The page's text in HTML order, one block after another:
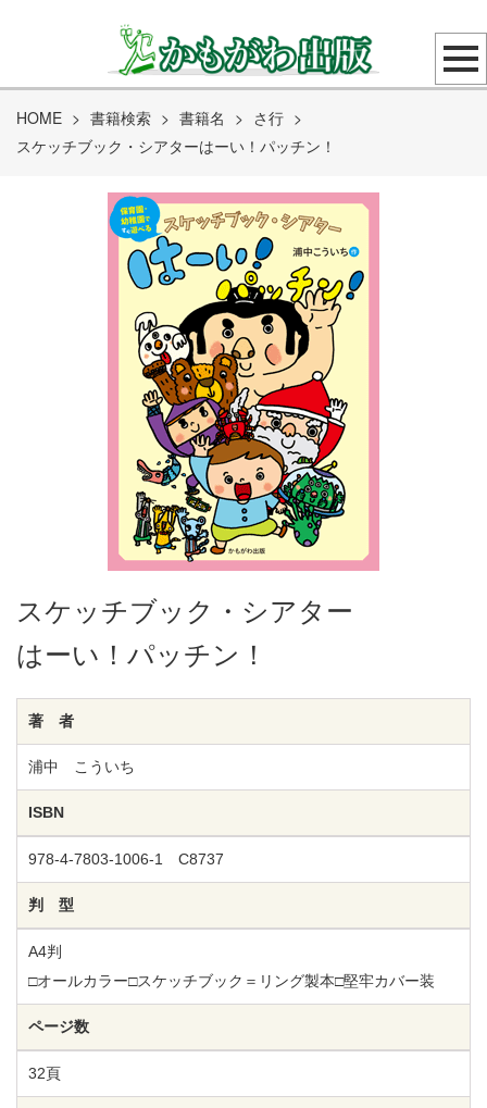
HOME > 書籍検索 > 書籍名 > さ行 >
スケッチブック・シアターはーい！パッチン！
スケッチブック・シアター
はーい！パッチン！
著 者
浦中 こういち
ISBN
978-4-7803-1006-1 C8737
判 型
A4判
□オールカラー□スケッチブック＝リング製本□堅牢カバー装
ページ数
32頁